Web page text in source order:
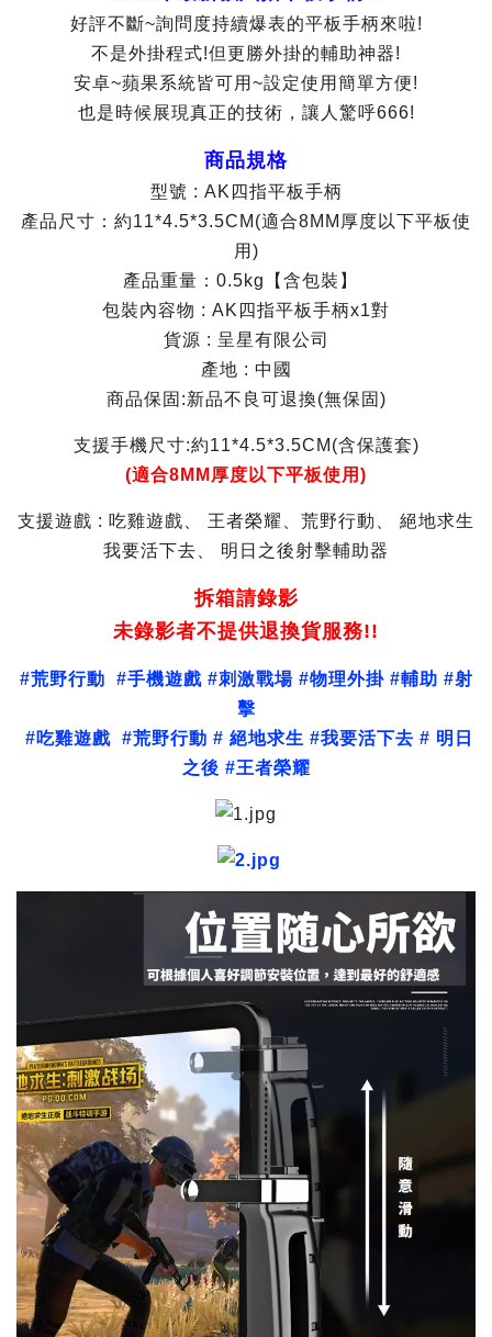
好評不斷~詢問度持續爆表的平板手柄來啦!
不是外掛程式!但更勝外掛的輔助神器!
安卓~蘋果系統皆可用~設定使用簡單方便!
也是時候展現真正的技術，讓人驚呼666!
商品規格
型號 : AK四指平板手柄
產品尺寸：約11*4.5*3.5CM(適合8MM厚度以下平板使
用)
產品重量：0.5kg【含包裝】
包裝內容物 : AK四指平板手柄x1對
貨源 : 呈星有限公司
產地 : 中國
商品保固:新品不良可退換(無保固)
支援手機尺寸:約11*4.5*3.5CM(含保護套)
(適合8MM厚度以下平板使用)
支援遊戲 : 吃雞遊戲、 王者榮耀、荒野行動、 絕地求生
我要活下去、 明日之後射擊輔助器
拆箱請錄影
未錄影者不提供退換貨服務!!
#荒野行動 #手機遊戲 #刺激戰場 #物理外掛 #輔助 #射
擊
#吃雞遊戲 #荒野行動 # 絕地求生 #我要活下去 # 明日
之後 #王者榮耀